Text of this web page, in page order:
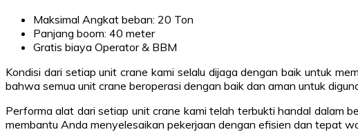
Maksimal Angkat beban: 20 Ton
Panjang boom: 40 meter
Gratis biaya Operator & BBM
Kondisi dari setiap unit crane kami selalu dijaga dengan baik untuk
bahwa semua unit crane beroperasi dengan baik dan aman untuk
Performa alat dari setiap unit crane kami telah terbukti handal dalam
membantu Anda menyelesaikan pekerjaan dengan efisien dan tepat